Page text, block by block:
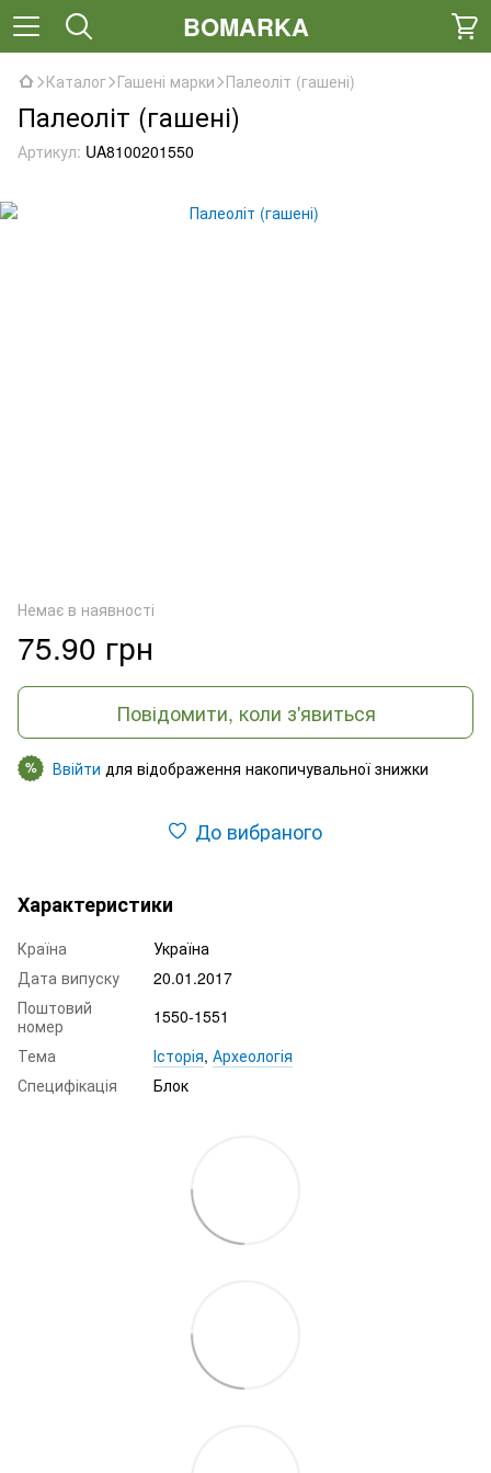
BOMARKA
Каталог Гашені марки Палеоліт (гашені)
Палеоліт (гашені)
Артикул: UA8100201550
Немає в наявності
75.90 грн
Повідомити, коли з'явиться
% Ввійти для відображення накопичувальної знижки
До вибраного
Характеристики
Країна
Україна
Дата випуску
20.01.2017
Поштовий
номер
1550-1551
Тема
Історія, Археологія
Специфікація
Блок